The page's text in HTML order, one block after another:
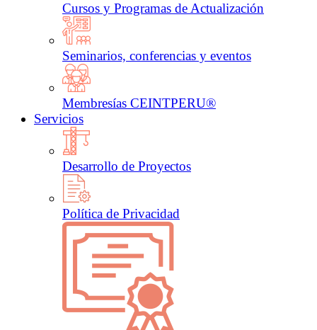
Cursos y Programas de Actualización
Seminarios, conferencias y eventos
Membresías CEINTPERU®
Servicios
Desarrollo de Proyectos
Política de Privacidad